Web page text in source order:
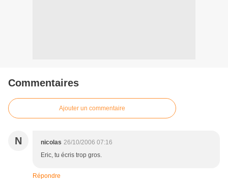
Commentaires
Ajouter un commentaire
N nicolas 26/10/2006 07:16
Eric, tu écris trop gros.
Répondre